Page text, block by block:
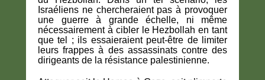
Israéliens ne chercheraient pas à provoquer
une guerre à grande échelle, ni même
nécessairement à cibler le Hezbollah en tant
que tel ; ils essaieraient peut-être de limiter
leurs frappes à des assassinats contre des
dirigeants de la résistance palestinienne.